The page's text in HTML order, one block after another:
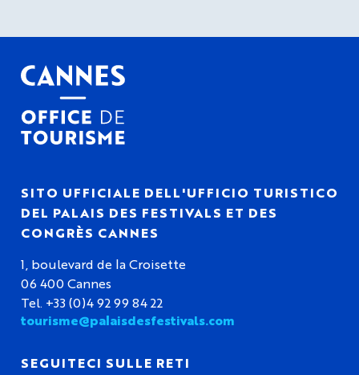
SITO UFFICIALE DELL'UFFICIO TURISTICO
DEL PALAIS DES FESTIVALS ET DES
CONGRÈS CANNES
1, boulevard de la Croisette
06 400 Cannes
Tel. +33 (0)4 92 99 84 22
tourisme@palaisdesfestivals.com
SEGUITECI SULLE RETI